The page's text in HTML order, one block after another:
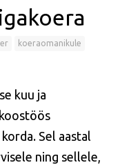
koeraomanikule
kuu ja
Sel aastal
ning sellele,